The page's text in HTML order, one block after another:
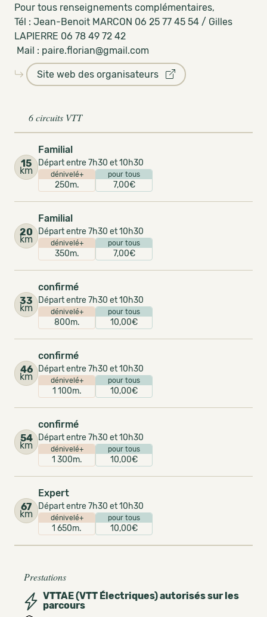
Pour tous renseignements complémentaires,
Tél : Jean-Benoit MARCON 06 25 77 45 54 / Gilles
LAPIERRE 06 78 49 72 42
Mail : paire.florian@gmail.com
Site web des organisateurs
6 circuits VTT
15
km
Familial
Départ entre 7h30 et 10h30
dénivelé+
250m.
pour tous
7,00€
20
km
Familial
Départ entre 7h30 et 10h30
dénivelé+
350m.
pour tous
7,00€
33
km
confirmé
Départ entre 7h30 et 10h30
dénivelé+
800m.
pour tous
10,00€
46
km
confirmé
Départ entre 7h30 et 10h30
dénivelé+
1 100m.
pour tous
10,00€
54
km
confirmé
Départ entre 7h30 et 10h30
dénivelé+
1 300m.
pour tous
10,00€
67
km
Expert
Départ entre 7h30 et 10h30
dénivelé+
1 650m.
pour tous
10,00€
Prestations
VTTAE (VTT Électriques) autorisés sur les
parcours